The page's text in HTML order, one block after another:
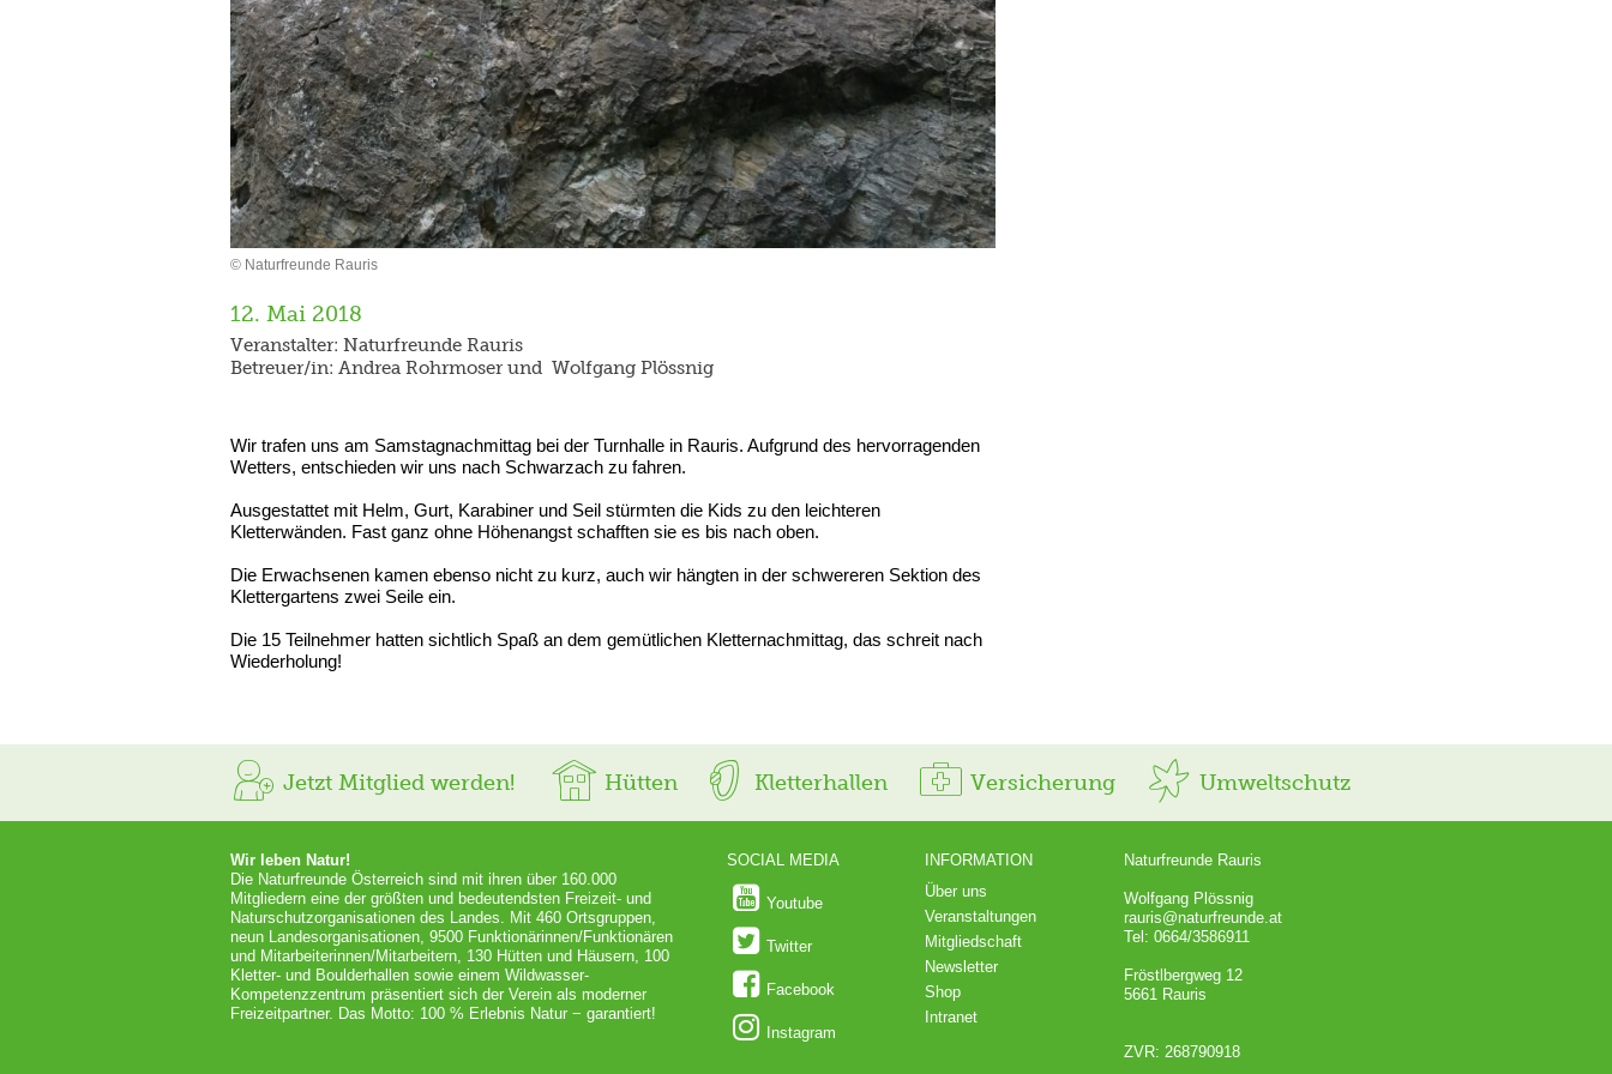
© Naturfreunde Rauris
12. Mai 2018
Veranstalter: Naturfreunde Rauris
Betreuer/in: Andrea Rohrmoser und Wolfgang Plössnig
Wir trafen uns am Samstagnachmittag bei der Turnhalle in Rauris. Aufgrund des hervorragenden
Wetters, entschieden wir uns nach Schwarzach zu fahren.
Ausgestattet mit Helm, Gurt, Karabiner und Seil stürmten die Kids zu den leichteren
Kletterwänden. Fast ganz ohne Höhenangst schafften sie es bis nach oben.
Die Erwachsenen kamen ebenso nicht zu kurz, auch wir hängten in der schwereren Sektion des
Klettergartens zwei Seile ein.
Die 15 Teilnehmer hatten sichtlich Spaß an dem gemütlichen Kletternachmittag, das schreit nach
Wiederholung!
Jetzt Mitglied werden! Hütten Kletterhallen Versicherung Umweltschutz
Wir leben Natur!
Die Naturfreunde Österreich sind mit ihren über 160.000
Mitgliedern eine der größten und bedeutendsten Freizeit- und
Naturschutzorganisationen des Landes. Mit 460 Ortsgruppen,
neun Landesorganisationen, 9500 Funktionärinnen/Funktionären
und Mitarbeiterinnen/Mitarbeitern, 130 Hütten und Häusern, 100
Kletter- und Boulderhallen sowie einem Wildwasser-
Kompetenzzentrum präsentiert sich der Verein als moderner
Freizeitpartner. Das Motto: 100 % Erlebnis Natur − garantiert!
SOCIAL MEDIA
Youtube
Twitter
Facebook
Instagram
INFORMATION
Über uns
Veranstaltungen
Mitgliedschaft
Newsletter
Shop
Intranet
Naturfreunde Rauris
Wolfgang Plössnig
rauris@naturfreunde.at
Tel: 0664/3586911
Fröstlbergweg 12
5661 Rauris
ZVR: 268790918